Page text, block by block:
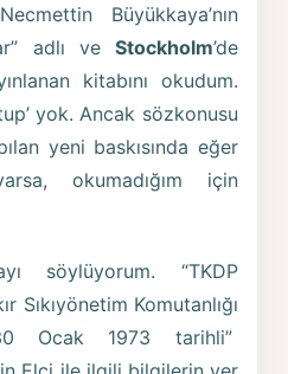
Büyükkaya’nın
adlı ve Stockholm’de
kitabını okudum.
yok. Ancak sözkonusu
yeni baskısında eğer
okumadığım için
söylüyorum. “TKDP
Sıkıyönetim Komutanlığı
Ocak 1973 tarihli”